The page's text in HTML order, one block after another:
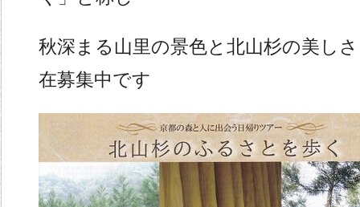
秋深まる山里の景色と北山杉の美し
在募集中です